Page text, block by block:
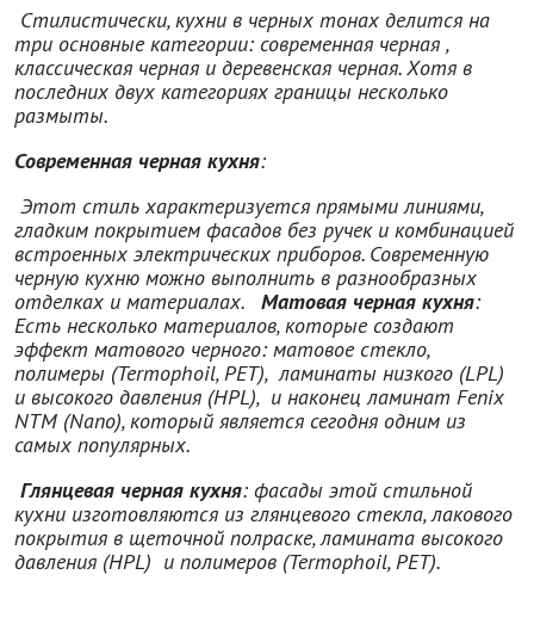
Стилистически, кухни в черных тонах делится на
три основные категории: современная черная ,
классическая черная и деревенская черная. Хотя в
последних двух категориях границы несколько
размыты.
Современная черная кухня:
Этот стиль характеризуется прямыми линиями,
гладким покрытием фасадов без ручек и комбинацией
встроенных электрических приборов. Современную
черную кухню можно выполнить в разнообразных
отделках и материалах. Матовая черная кухня:
Есть несколько материалов, которые создают
эффект матового черного: матовое стекло,
полимеры (Termophoil,PET), ламинаты низкого (LPL)
и высокого давления (HPL), и наконец ламинат Fenix
NTM (Nano), который является сегодня одним из
самых популярных.
Глянцевая черная кухня: фасады этой стильной
кухни изготовляются ​​из глянцевого стекла, лакового
покрытия в щеточной полраске, ламината высокого
давления (HPL) и полимеров (Termophoil,PET).